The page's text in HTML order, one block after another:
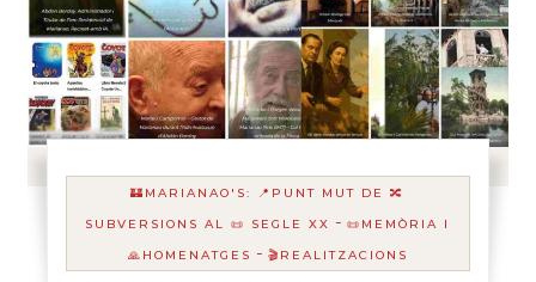
🏰MARIANAO'S: 📍PUNT MUT DE 🔀
SUBVERSIONS AL 📜 SEGLE XX -📜MEMÒRIA I
🙏HOMENATGES - 🎬REALITZACIONS